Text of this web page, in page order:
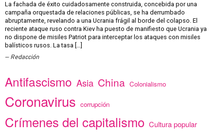
La fachada de éxito cuidadosamente construida, concebida por una
campaña orquestada de relaciones públicas, se ha derrumbado
abruptamente, revelando a una Ucrania frágil al borde del colapso. El
reciente ataque ruso contra Kiev ha puesto de manifiesto que Ucrania ya
no dispone de misiles Patriot para interceptar los ataques con misiles
balísticos rusos. La tasa […]
Redacción
Antifascismo Asia China Colonialismo
Coronavirus corrupción
Crímenes del capitalismo Cultura popular